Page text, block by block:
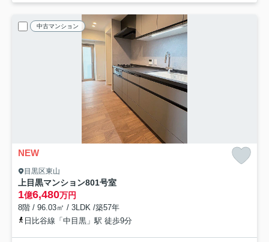
中古マンション
NEW
目黒区東山
上目黒マンション801号室
1億6,480万円
8階 / 96.03㎡ / 3LDK /築57年
日比谷線「中目黒」駅 徒歩9分